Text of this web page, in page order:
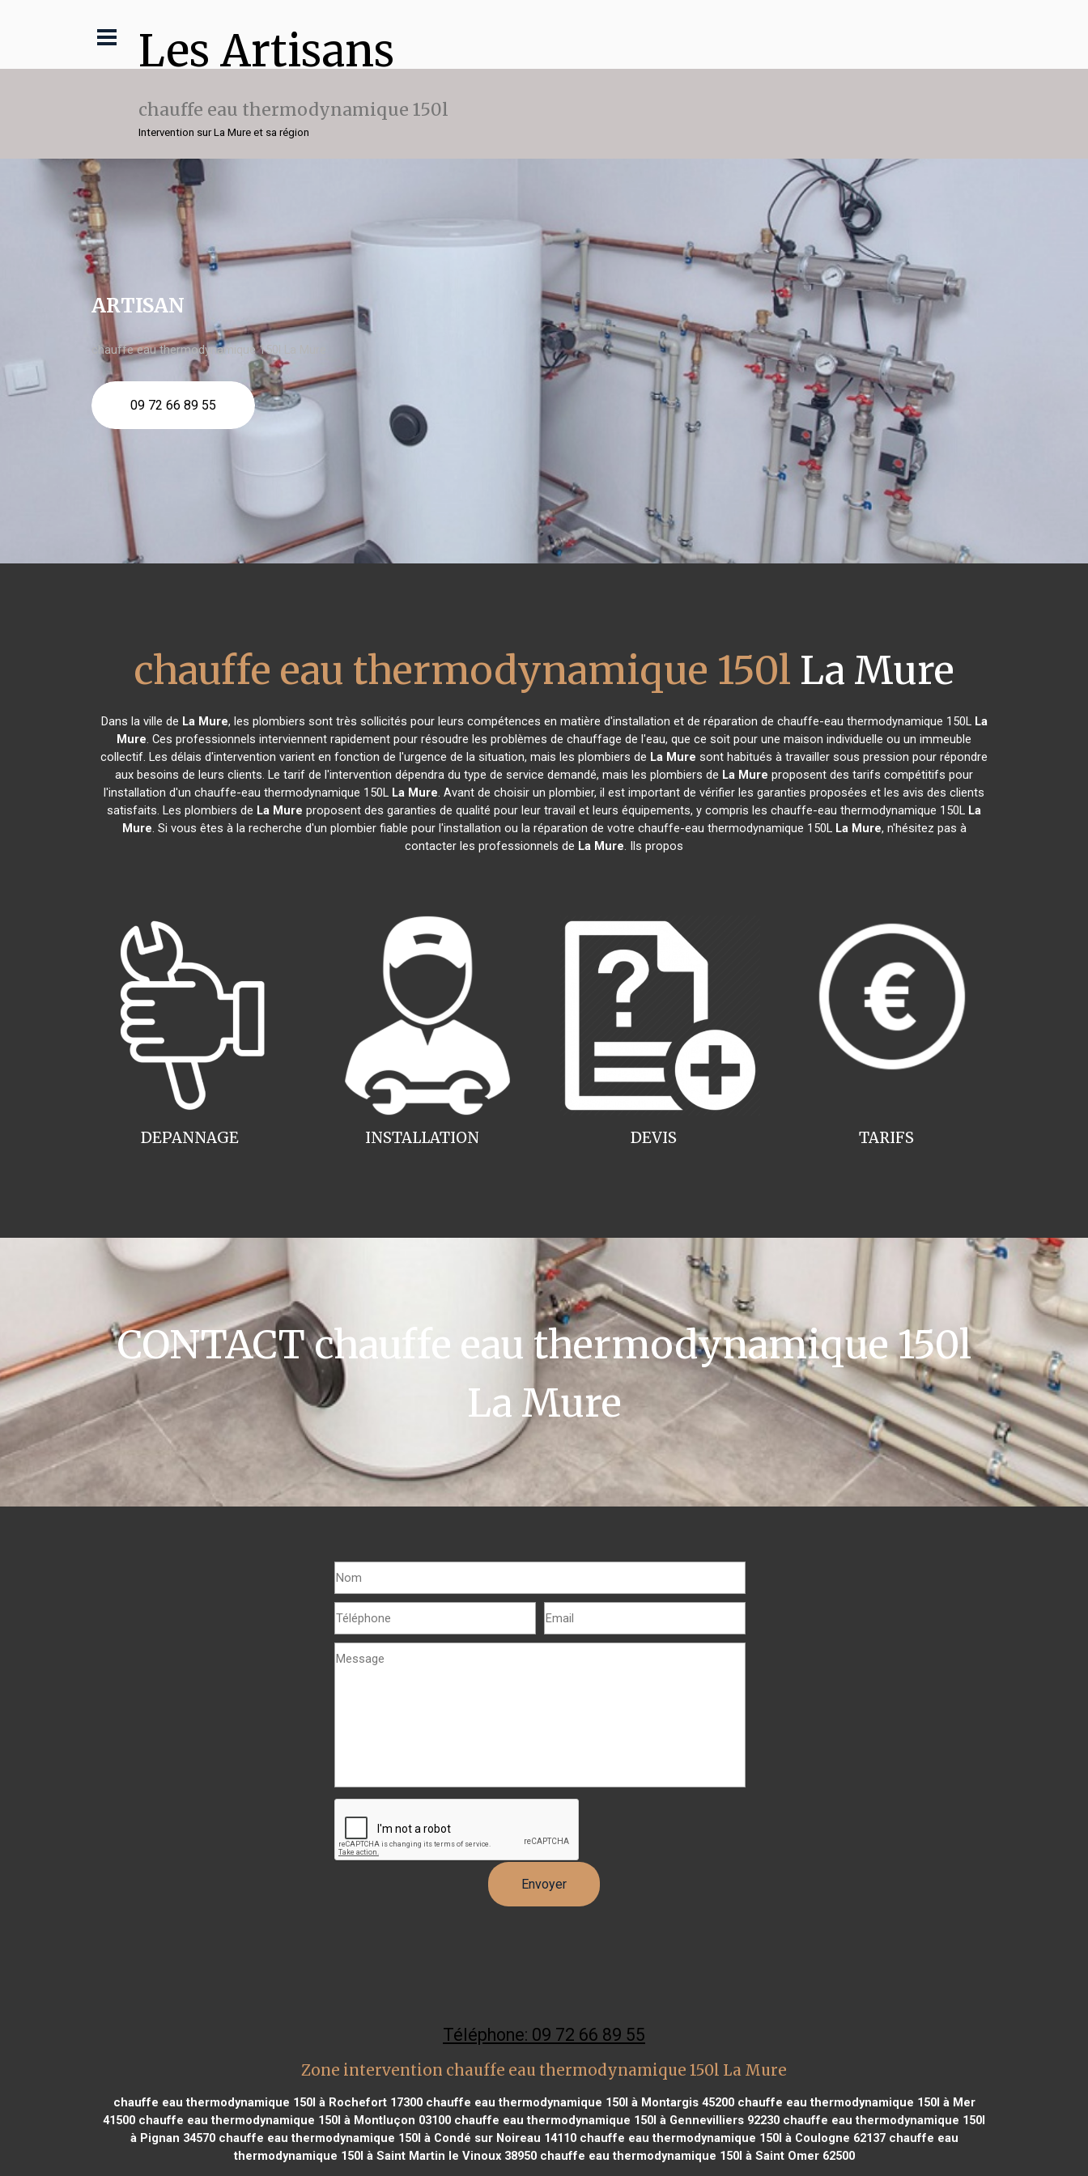
Les Artisans
chauffe eau thermodynamique 150l
Intervention sur La Mure et sa région
ARTISAN
chauffe eau thermodynamique 150l La Mure
09 72 66 89 55
chauffe eau thermodynamique 150l La Mure
Dans la ville de La Mure, les plombiers sont très sollicités pour leurs compétences en matière d'installation et de réparation de chauffe-eau thermodynamique 150L La
Mure. Ces professionnels interviennent rapidement pour résoudre les problèmes de chauffage de l'eau, que ce soit pour une maison individuelle ou un immeuble
collectif. Les délais d'intervention varient en fonction de l'urgence de la situation, mais les plombiers de La Mure sont habitués à travailler sous pression pour répondre
aux besoins de leurs clients. Le tarif de l'intervention dépendra du type de service demandé, mais les plombiers de La Mure proposent des tarifs compétitifs pour
l'installation d'un chauffe-eau thermodynamique 150L La Mure. Avant de choisir un plombier, il est important de vérifier les garanties proposées et les avis des clients
satisfaits. Les plombiers de La Mure proposent des garanties de qualité pour leur travail et leurs équipements, y compris les chauffe-eau thermodynamique 150L La
Mure. Si vous êtes à la recherche d'un plombier fiable pour l'installation ou la réparation de votre chauffe-eau thermodynamique 150L La Mure, n'hésitez pas à
contacter les professionnels de La Mure. Ils propos
INSTALLATION
DEPANNAGE TARIFS
DEVIS
CONTACT chauffe eau thermodynamique 150l
La Mure
Téléphone: 09 72 66 89 55
Zone intervention chauffe eau thermodynamique 150l La Mure
chauffe eau thermodynamique 150l à Rochefort 17300chauffe eau thermodynamique 150l à Montargis 45200chauffe eau thermodynamique 150l à Mer
41500 chauffe eau thermodynamique 150l à Montluçon 03100 chauffe eau thermodynamique 150l à Gennevilliers 92230 chauffe eau thermodynamique 150l
à Pignan 34570chauffe eau thermodynamique 150l à Condé sur Noireau 14110chauffe eau thermodynamique 150l à Coulogne 62137chauffe eau
thermodynamique 150l à Saint Martin le Vinoux 38950chauffe eau thermodynamique 150l à Saint Omer 62500